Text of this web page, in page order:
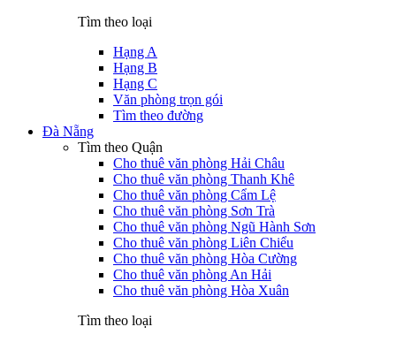
Tìm theo loại
Hạng A
Hạng B
Hạng C
Văn phòng trọn gói
Tìm theo đường
Đà Nẵng
Tìm theo Quận
Cho thuê văn phòng Hải Châu
Cho thuê văn phòng Thanh Khê
Cho thuê văn phòng Cẩm Lệ
Cho thuê văn phòng Sơn Trà
Cho thuê văn phòng Ngũ Hành Sơn
Cho thuê văn phòng Liên Chiểu
Cho thuê văn phòng Hòa Cường
Cho thuê văn phòng An Hải
Cho thuê văn phòng Hòa Xuân
Tìm theo loại